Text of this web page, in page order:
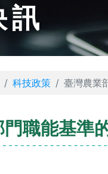
訊
科技政策 臺灣農業
職能基準